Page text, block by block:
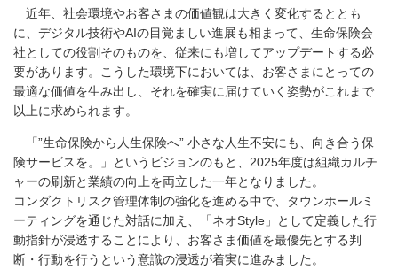
近年、社会環境やお客さまの価値観は大きく変化するととも
に、デジタル技術やAIの目覚ましい進展も相まって、生命保険会
社としての役割そのものを、従来にも増してアップデートする必
要があります。こうした環境下においては、お客さまにとっての
最適な価値を生み出し、それを確実に届けていく姿勢がこれまで
以上に求められます。
「”生命保険から人生保険へ” 小さな人生不安にも、向き合う保
険サービスを。」というビジョンのもと、2025年度は組織カルチ
ャーの刷新と業績の向上を両立した一年となりました。
コンダクトリスク管理体制の強化を進める中で、タウンホールミ
ーティングを通じた対話に加え、「ネオStyle」として定義した行
動指針が浸透することにより、お客さま価値を最優先とする判
断・行動を行うという意識の浸透が着実に進みました。